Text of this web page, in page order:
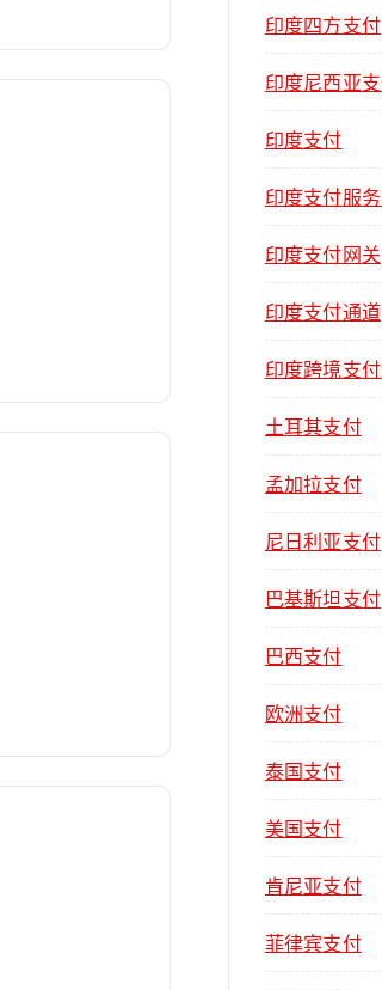
印度四方支付
印度尼西亚
印度支付
印度支付服
印度支付网关
印度支付通道
印度跨境支
土耳其支付
孟加拉支付
尼日利亚支付
巴基斯坦支付
巴西支付
欧洲支付
泰国支付
美国支付
肯尼亚支付
菲律宾支付